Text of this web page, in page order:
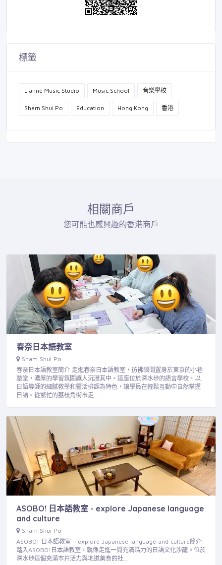
標籤
Lianne Music Studio Music School 音樂學校
Sham Shui Po Education Hong Kong 香港
相關商戶
您可能也感興趣的香港商戶
春奈日本語教室
Sham Shui Po
春奈日本語教室簡介 走進春奈日本語教室，彷彿瞬間置身於東京的小巷
塾堂，濃厚的學習氛圍讓人沉浸其中。這座位於深水埗的語言學校，以
日語導師的細膩教學和靈活排課為特色，讓學員在輕鬆互動中自然掌握
日語。從繁忙的荔枝角街市走…
ASOBO! 日本語教室 - explore Japanese language
and culture
Sham Shui Po
ASOBO! 日本語教室 - explore Japanese language and culture簡介
踏入ASOBO!日本語教室，就像走進一間充滿活力的日語文化沙龍。位於
深水埗這個充滿市井活力與地道美食的社…